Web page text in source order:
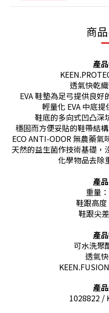
商
產
透氣快乾
EVA 鞋墊為足弓提供良好
輕量化 EVA 中底
鞋底的多向式凹凸深
穩固而方便妥貼的鞋帶結
ECO ANTI-ODOR 無農藥
天然的益生菌作技術基礎
化學物品去除
產
重量
鞋跟高
鞋跟尖
產
可水洗聚
透氣
產
1028822 /